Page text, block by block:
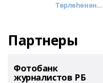
Төрлөһөнән...
Партнеры
Фотобанк
журналистов РБ